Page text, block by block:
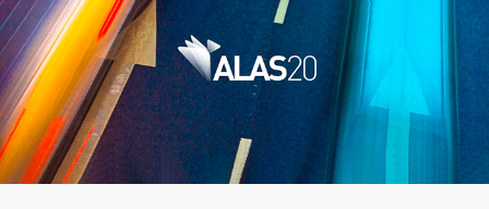
g
u
t